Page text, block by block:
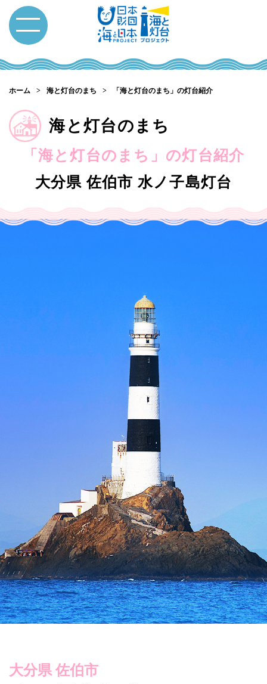
ホーム 海と灯台のまち 「海と灯台のまち」の灯台紹介
海と灯台のまち
「海と灯台のまち」の灯台紹介
大分県 佐伯市 水ノ子島灯台
大分県 佐伯市